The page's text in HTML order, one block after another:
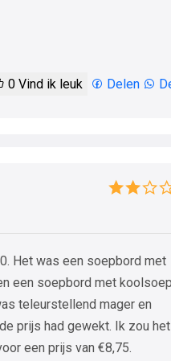
0 Vind ik leuk Delen
Het was een soepbord met
een soepbord met koolsoep
teleurstellend mager en
prijs had gewekt. Ik zou het
een prijs van €8,75.